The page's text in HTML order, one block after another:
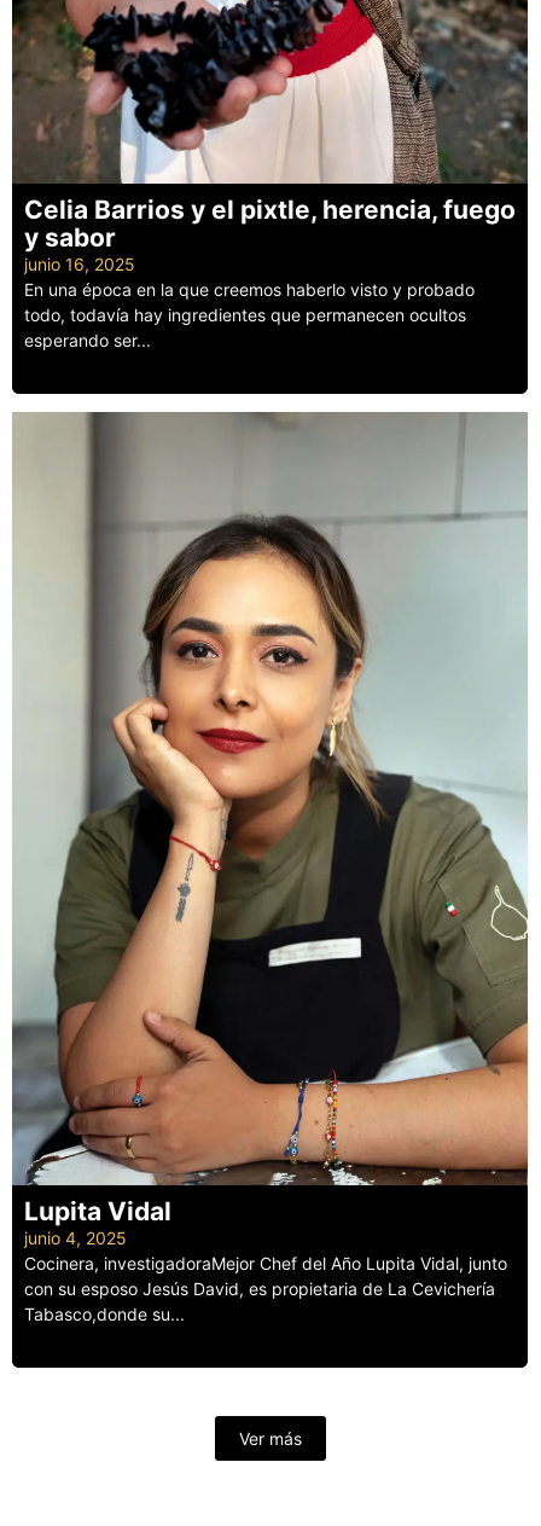
Celia Barrios y el pixtle, herencia, fuego
y sabor
junio 16, 2025
En una época en la que creemos haberlo visto y probado
todo, todavía hay ingredientes que permanecen ocultos
esperando ser...
Lupita Vidal
junio 4, 2025
Cocinera, investigadoraMejor Chef del Año Lupita Vidal, junto
con su esposo Jesús David, es propietaria de La Cevichería
Tabasco,donde su...
Ver más